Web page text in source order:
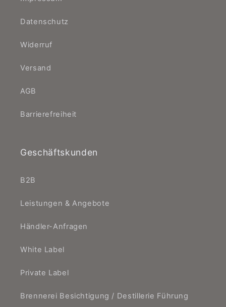
Datenschutz
Widerruf
Versand
AGB
Barrierefreiheit
Geschäftskunden
B2B
Leistungen & Angebote
Händler-Anfragen
White Label
Private Label
Brennerei Besichtigung / Destillerie Führung